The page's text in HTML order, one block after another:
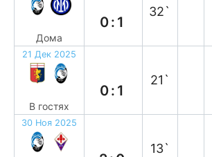
Дома
0:1
32`
21 Дек 2025
В гостях
0:1
21`
30 Ноя 2025
13`